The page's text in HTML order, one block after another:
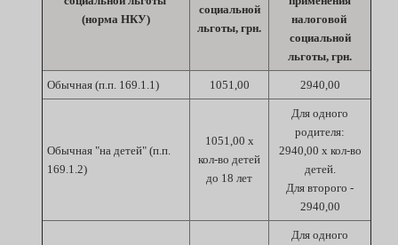
(норма НКУ)
социальной
льготы, грн.
налоговой
социальной
льготы, грн.
Обычная (п.п. 169.1.1) 1051,00 2940,00
Обычная "на детей" (п.п.
169.1.2)
1051,00 х
кол-во детей
до 18 лет
Для одного
родителя:
2940,00 х кол-во
детей.
Для второго -
2940,00
Для одного